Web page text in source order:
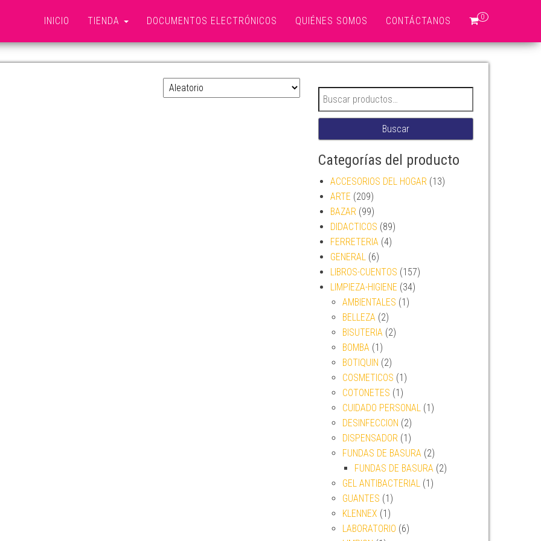
0
INICIO TIENDA DOCUMENTOS ELECTRÓNICOS QUIÉNES SOMOS CONTÁCTANOS
FUNDAS DE BASURA
Buscar por:
Buscar
Categorías del producto
ACCESORIOS DEL HOGAR (13)
ARTE (209)
BAZAR (99)
DIDACTICOS (89)
FERRETERIA (4)
GENERAL (6)
LIBROS-CUENTOS (157)
LIMPIEZA-HIGIENE (34)
AMBIENTALES (1)
BELLEZA (2)
BISUTERIA (2)
BOMBA (1)
BOTIQUIN (2)
COSMETICOS (1)
COTONETES (1)
CUIDADO PERSONAL (1)
DESINFECCION (2)
DISPENSADOR (1)
FUNDAS DE BASURA (2)
FUNDAS DE BASURA (2)
GEL ANTIBACTERIAL (1)
GUANTES (1)
KLENNEX (1)
LABORATORIO (6)